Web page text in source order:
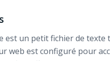
est un petit fichier de
web est configuré pour